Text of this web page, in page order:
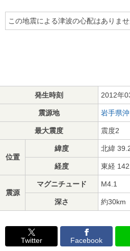
この地震による津波の心配はありませ
発生時刻 2012年
震源地 岩手県沖
最大震度 震度2
位置
緯度 北緯
経度 東経
震源
マグニチュード M4.1
深さ 約30km
Twitter Facebook